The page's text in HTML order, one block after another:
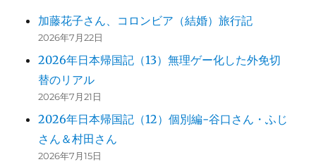
加藤花子さん、コロンビア（結婚）旅行記
2026年7月22日
2026年日本帰国記（13）無理ゲー化した外免切
替のリアル
2026年7月21日
2026年日本帰国記（12）個別編-谷口さん・ふじ
さん＆村田さん
2026年7月15日